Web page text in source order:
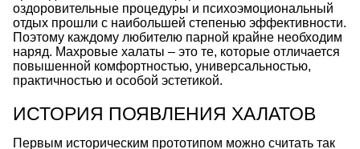
оздоровительные процедуры и психоэмоциональный
отдых прошли с наибольшей степенью эффективности.
Поэтому каждому любителю парной крайне необходим
наряд. Махровые халаты – это те, которые отличается
повышенной комфортностью, универсальностью,
практичностью и особой эстетикой.
ИСТОРИЯ ПОЯВЛЕНИЯ ХАЛАТОВ
Первым историческим прототипом можно считать так